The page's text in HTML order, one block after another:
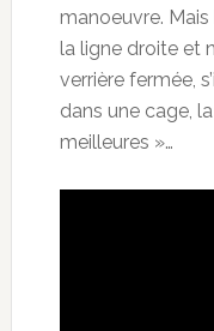
manoeuvre.
la ligne droite et
verrière fermée,
dans une cage,
meilleures »…